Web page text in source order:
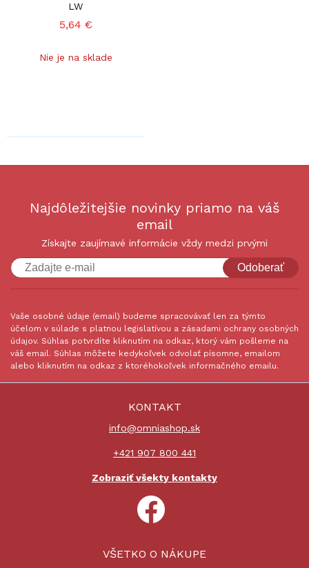
LW
5,64 €
Nie je na sklade
Najdôležitejšie novinky priamo na váš
email
Získajte zaujímavé informácie vždy medzi prvými
Odoberať
Vaše osobné údaje (email) budeme spracovávať len za týmto
účelom v súlade s platnou legislatívou a zásadami ochrany osobných
údajov. Súhlas potvrdíte kliknutím na odkaz, ktorý vám pošleme na
váš email. Súhlas môžete kedykoľvek odvolať písomne, emailom
alebo kliknutím na odkaz z ktoréhokoľvek informačného emailu.
KONTAKT
info@omniashop.sk
+421 907 800 441
Zobraziť všekty kontakty
VŠETKO O NÁKUPE